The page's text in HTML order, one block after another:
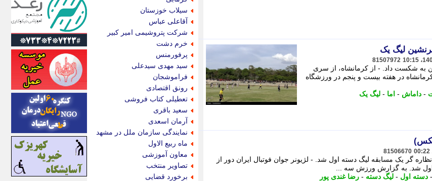
لیگ یک
81507972
به شکست داد. - از کرمانشاه، از سری
در هفته بیست و پنجم در ورزشگاه
- داماش - اما - لیگ یک
81506670
نظاره گر یک مسابقه لیگ دسته اول شد. - لژیونر جوان فوتبال ایران دور از
اول شد. به گزارش ورزش سه ...
- دسته اول - لیگ دسته - رضا غندی پور
سیلاب خوزستان
آقاعلی عباس
شرکت پتروشیمی امیر کبیر
خرم دشت
پرفورمنس
سید مهدی سیدعلی
فراموشجان
رونق اقتصادی
تعطیلی کتاب فروشی
سعید باقری
آرمان اسعدی
نمایندگی سازمان ملل در مشهد
ماه ربیع الاول
معاون آموزشی
تصاویر منتخب
برخورد قضایی
ایرانی روز
ایرانیتال
ایرنا
ایسکانیوز
ایسنا
ایکنا
ایلنا
اینتیتر
ایونا نیوز
بازتاب آنلاین
باشگاه خبرنگاران
باغستان نیوز
بامبوک
ببین و بخون
بدینسان
بنکر